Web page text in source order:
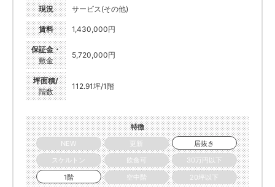
現況 サービス(その他)
賃料 1,430,000円
保証金・
敷金
5,720,000円
坪面積/
階数
112.91坪/1階
特徴
NEW
更新
居抜き
スケルトン
飲食可
30万円以下
1階
空中階
20坪以下